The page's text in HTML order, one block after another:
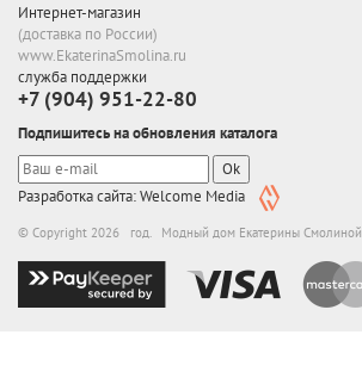
Интернет-магазин
(доставка по России)
www.EkaterinaSmolina.ru
служба поддержки
+7 (904) 951-22-80
Подпишитесь на обновления каталога
Ok
Разработка сайта: Welcome Media
© Copyright 2026 год. Модный дом Екатерины Смолиной